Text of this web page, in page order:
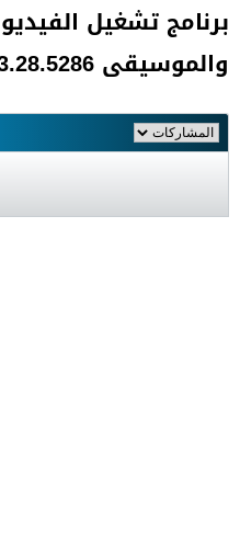
برنامج تشغيل
والموسيقى GOM Player 2.3.28.5286